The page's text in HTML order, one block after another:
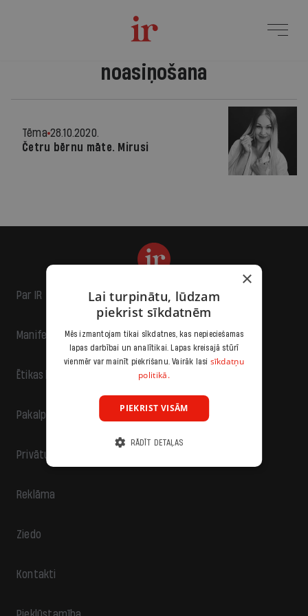
noasiņošana
Tēma 28.10.2020.
Četru bērnu māte. Mirusi
Par IR
Manifests
Ētikas kodekss
Pakalpojumu sniegšanas noteikumi
Privātuma politika
Reklāma
Ziedo
Kontakti
×
Lai turpinātu, lūdzam
piekrist sīkdatnēm
Mēs izmantojam tikai sīkdatnes, kas nepieciešamas
lapas darbībai un analītikai. Lapas kreisajā stūrī
vienmēr var mainīt piekrišanu. Vairāk lasi sīkdatņu
politikā.
PIEKRIST VISĀM
RĀDĪT DETAĻAS